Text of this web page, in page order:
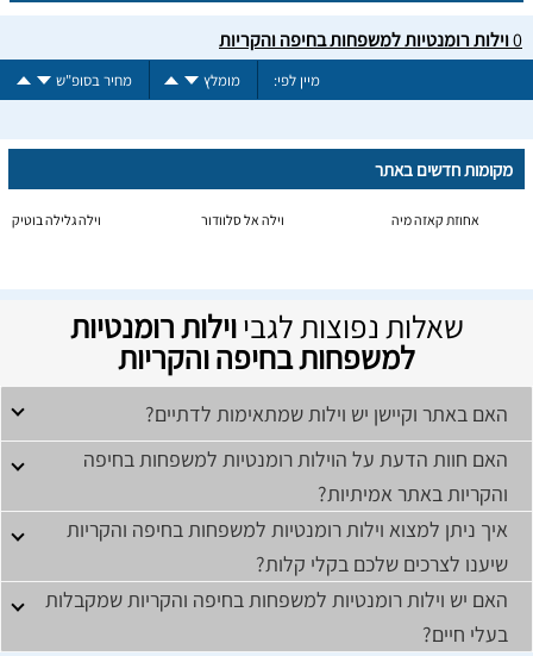
0וילות רומנטיות למשפחות בחיפה והקריות
מיין לפי: מומלץ מחיר בסופ"ש
מקומות חדשים באתר
אחוזת קאזה מיה וילה אל סלוודור וילה גלילה בוטיק
שאלות נפוצות לגביוילות רומנטיות
למשפחות בחיפה והקריות
האם באתר וקיישן יש וילות שמתאימות לדתיים?
האם חוות הדעת על הוילות רומנטיות למשפחות בחיפה
והקריות באתר אמיתיות?
איך ניתן למצוא וילות רומנטיות למשפחות בחיפה והקריות
שיענו לצרכים שלכם בקלי קלות?
האם יש וילות רומנטיות למשפחות בחיפה והקריות שמקבלות
בעלי חיים?